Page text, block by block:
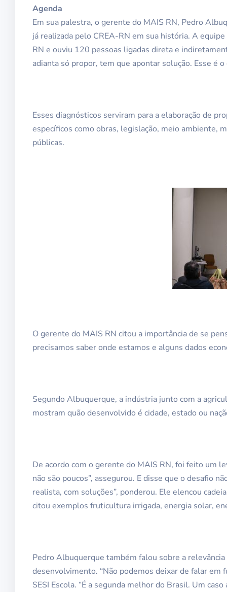
Agenda
Em sua palestra, o gerente do MAIS RN, Pedro
já realizada pelo CREA-RN em sua história. A
RN e ouviu 120 pessoas ligadas direta e
adianta só propor, tem que apontar solução. Esse é o
Esses diagnósticos serviram para a elaboração de
específicos como obras, legislação, meio ambiente,
públicas.
O gerente do MAIS RN citou a importância de se
precisamos saber onde estamos e alguns dados
Segundo Albuquerque, a indústria junto com a
mostram quão desenvolvido é cidade, estado ou
De acordo com o gerente do MAIS RN, foi feito um
não são poucos”, assegurou. E disse que o desafio
realista, com soluções”, ponderou. Ele elencou
citou exemplos fruticultura irrigada, energia solar,
Pedro Albuquerque também falou sobre a
desenvolvimento. “Não podemos deixar de falar em
SESI Escola. “É a segunda melhor do Brasil. Um